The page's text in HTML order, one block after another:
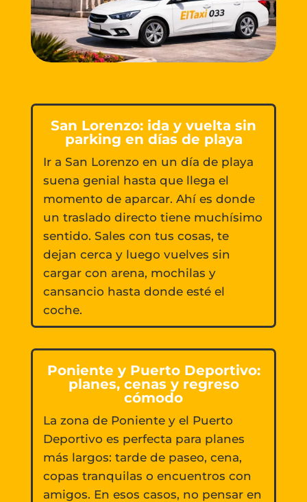
San Lorenzo: ida y vuelta sin
parking en días de playa
Ir a San Lorenzo en un día de playa
suena genial hasta que llega el
momento de aparcar. Ahí es donde
un traslado directo tiene muchísimo
sentido. Sales con tus cosas, te
dejan cerca y luego vuelves sin
cargar con arena, mochilas y
cansancio hasta donde esté el
coche.
Poniente y Puerto Deportivo:
planes, cenas y regreso
cómodo
La zona de Poniente y el Puerto
Deportivo es perfecta para planes
más largos: tarde de paseo, cena,
copas tranquilas o encuentros con
amigos. En esos casos, no pensar en